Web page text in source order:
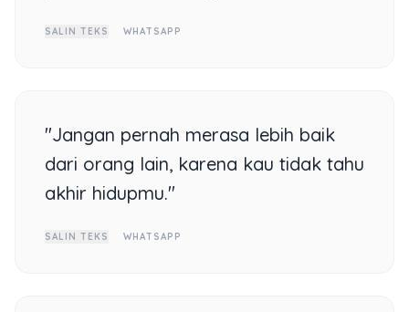
SALIN TEKS WHATSAPP
"Jangan pernah merasa lebih baik
dari orang lain, karena kau tidak tahu
akhir hidupmu."
SALIN TEKS WHATSAPP